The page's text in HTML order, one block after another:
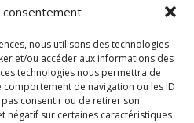
nous utilisons des technologies
et/ou accéder aux informations des
technologies nous permettra de
de navigation ou les ID
consentir ou de retirer son
négatif sur certaines caractéristiques